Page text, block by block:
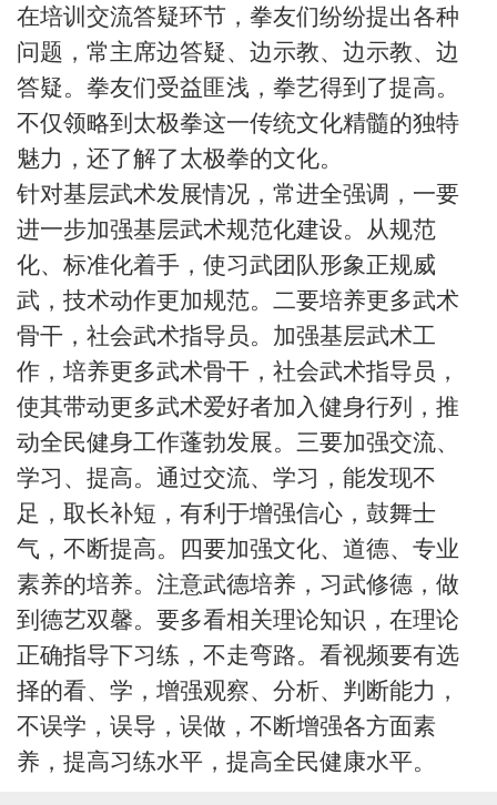
在培训交流答疑环节，拳友们纷纷提出各种
问题，常主席边答疑、边示教、边示教、边
答疑。拳友们受益匪浅，拳艺得到了提高。
不仅领略到太极拳这一传统文化精髓的独特
魅力，还了解了太极拳的文化。
针对基层武术发展情况， 常进全强调 ，一要
进一步加强基层武术规范化建设。从规范
化、标准化着手，使习武团队形象正规威
武，技术动作更加规范。 二要培养更多武术
骨干，社会武术指导员。加强基层武术工
作，培养更多武术骨干，社会武术指导员，
使其带动更多武术爱好者加入健身行列，推
动全民健身工作蓬勃发展。 三要加强交流、
学习、提高。通过交流、学习，能发现不
足，取长补短，有利于增强信心，鼓舞士
气，不断提高。 四要加强文化、道德、专业
素养的培养。注意武德培养，习武修德，做
到德艺双馨。要多看相关理论知识，在理论
正确指导下习练，不走弯路。看视频要有选
择的看、学，增强观察、分析、判断能力，
不误学，误导，误做，不断增强各方面素
养，提高习练水平，提高全民健康水平。